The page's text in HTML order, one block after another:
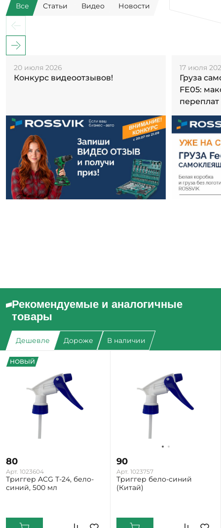
Все Статьи Видео Новости
20 июля 2026
Конкурс видеоотзывов!
17 июля
Груза
FE05:
переплат
Рекомендуемые и аналогичные
товары
Дешевле Дороже В наличии
НОВЫЙ
80
Арт. 1023604
Триггер ACG Т-24, бело-
синий, 500 мл
90
Арт. 1023757
Триггер бело-синий
(Китай)